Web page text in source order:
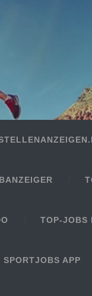
TOP-JOBS
SPORTJOBS APP